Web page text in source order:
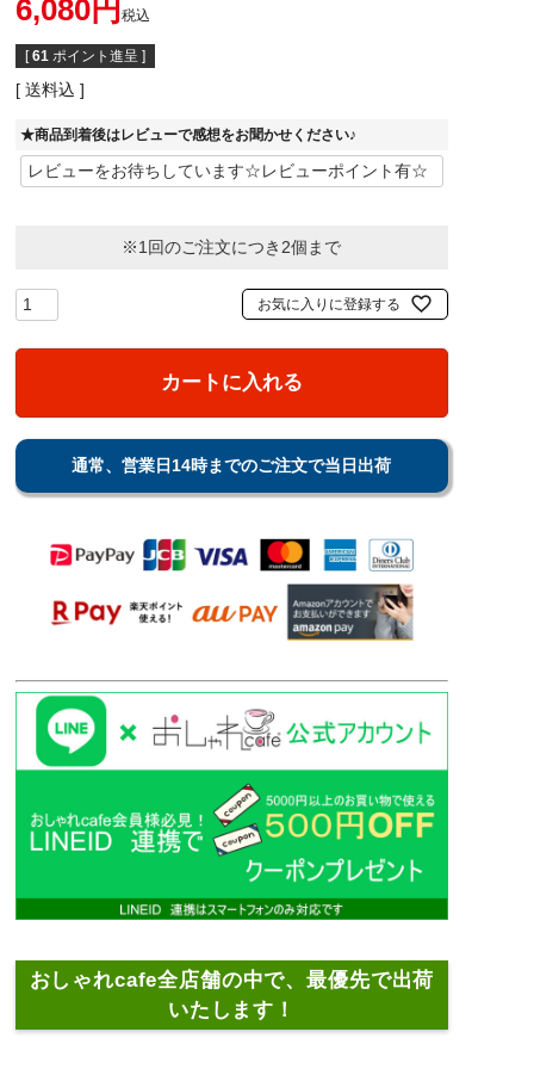
6,080 税込
[ 61 ポイント進呈 ]
送料込
★商品到着後はレビューで感想をお聞かせください♪
※1回のご注文につき2個まで
お気に入りに登録する
カートに入れる
通常、営業日14時までのご注文で当日出荷
おしゃれcafe全店舗の中で、最優先で出荷
いたします！